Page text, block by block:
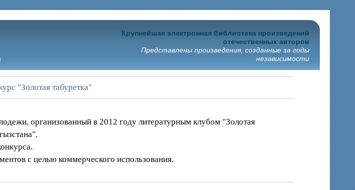
Крупнейшая электронная библиотека произведений
отечественных авторов
Представлены произведения, созданные за годы
независимости
"Золотая табуретка"
организованный в 2012 году литературным клубом "Золотая
с целью коммерческого использования.